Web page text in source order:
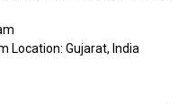
Location: Gujarat, India